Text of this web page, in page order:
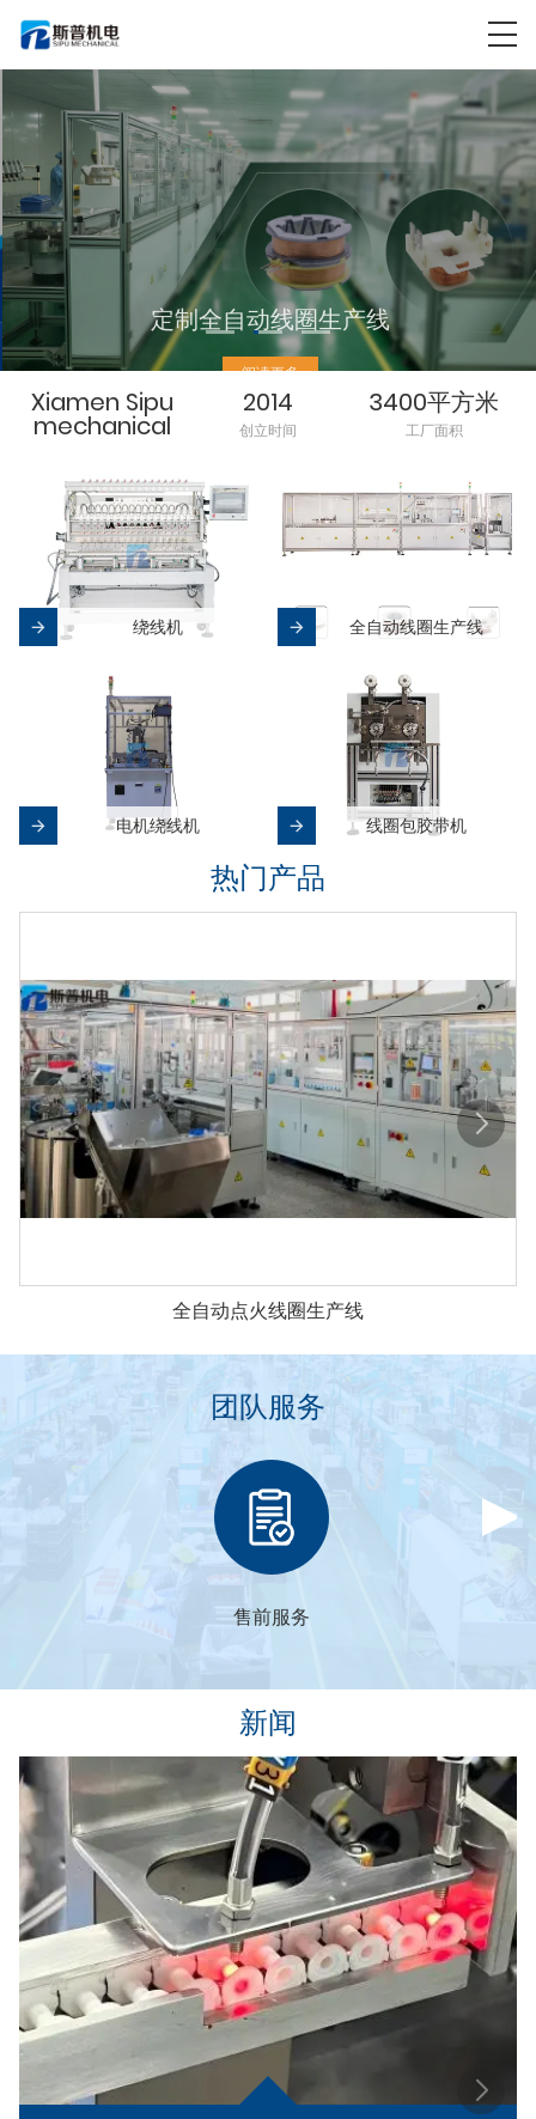
定制全自动线圈生产线
阅读更多
Xiamen Sipu
mechanical
2014
创立时间
3400平方米
工厂面积
绕线机 全自动线圈生产线
电机绕线机 线圈包胶带机
热门产品
全自动点火线圈生产线
团队服务
售前服务
新闻